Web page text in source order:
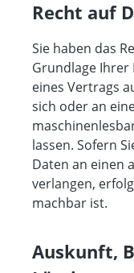
Recht auf
Sie haben das
Grundlage Ihrer
eines Vertrags
sich oder an
lassen. Sofern
Daten an einen
verlangen,
machbar ist.
Auskunft,